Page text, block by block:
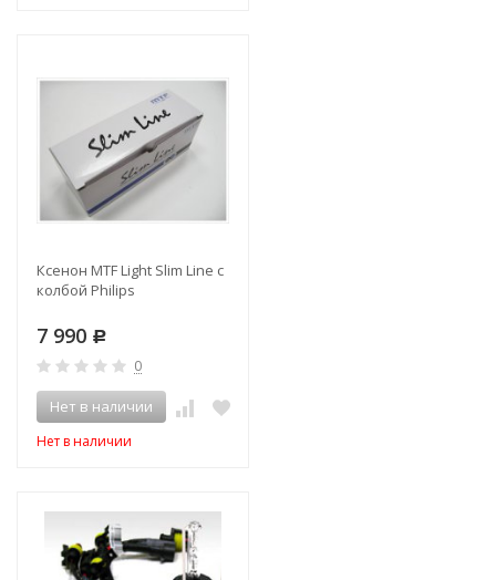
Ксенон MTF Light Slim Line с
колбой Philips
7 990 Р
0
Нет в наличии
Нет в наличии